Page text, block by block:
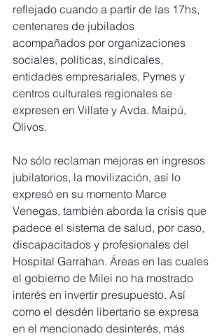
reflejado cuando a partir de las 17hs,
centenares de jubilados
acompañados por organizaciones
sociales, políticas, sindicales,
entidades empresariales, Pymes y
centros culturales regionales se
expresen en Villate y Avda. Maipú,
Olivos.
No sólo reclaman mejoras en ingresos
jubilatorios, la movilización, así lo
expresó en su momento Marce
Venegas, también aborda la crisis que
padece el sistema de salud, por caso,
discapacitados y profesionales del
Hospital Garrahan. Áreas en las cuales
el gobierno de Milei no ha mostrado
interés en invertir presupuesto. Así
como el desdén libertario se expresa
en el mencionado desinterés, más